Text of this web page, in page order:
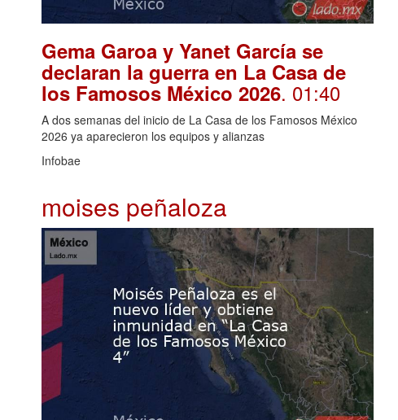
Gema Garoa y Yanet García se
declaran la guerra en La Casa de
los Famosos México 2026. 01:40
A dos semanas del inicio de La Casa de los Famosos México
2026 ya aparecieron los equipos y alianzas
Infobae
moises peñaloza